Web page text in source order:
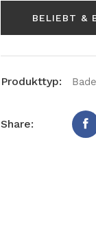
BELIEBT &
Produkttyp:
Share: